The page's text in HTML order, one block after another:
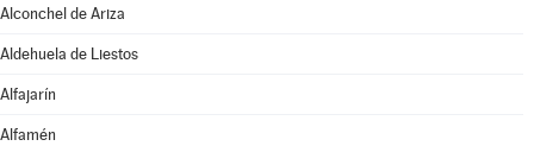
Alconchel de Ariza
Aldehuela de Liestos
Alfajarín
Alfamén